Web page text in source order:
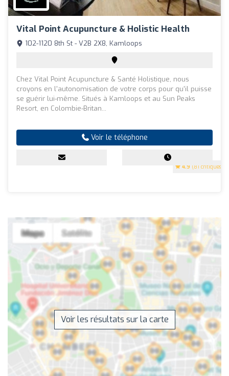
Vital Point Acupuncture & Holistic Health
4.9 (81 critiques)
102-1120 8th St - V2B 2X8, Kamloops
Chez Vital Point Acupuncture & Santé Holistique, nous
croyons en l'autonomisation de votre corps pour qu'il puisse
se guérir lui-même. Situés à Kamloops et au Sun Peaks
Resort, en Colombie-Britan...
Voir le téléphone
Voir les résultats sur la carte